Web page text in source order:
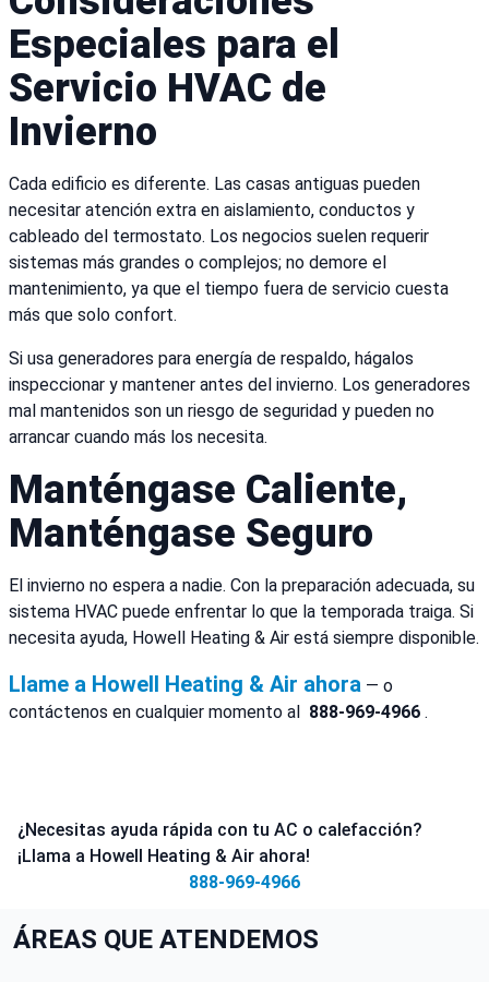
Especiales para el
Servicio HVAC de
Invierno
Cada edificio es diferente. Las casas antiguas pueden
necesitar atención extra en aislamiento, conductos y
cableado del termostato. Los negocios suelen requerir
sistemas más grandes o complejos; no demore el
mantenimiento, ya que el tiempo fuera de servicio cuesta
más que solo confort.
Si usa generadores para energía de respaldo, hágalos
inspeccionar y mantener antes del invierno. Los generadores
mal mantenidos son un riesgo de seguridad y pueden no
arrancar cuando más los necesita.
Manténgase Caliente,
Manténgase Seguro
El invierno no espera a nadie. Con la preparación adecuada, su
sistema HVAC puede enfrentar lo que la temporada traiga. Si
necesita ayuda, Howell Heating & Air está siempre disponible.
Llame a Howell Heating & Air ahora — o
contáctenos en cualquier momento al
888-969-4966 .
¿Necesitas ayuda rápida con tu AC o calefacción?
¡Llama a Howell Heating & Air ahora!
888-969-4966
ÁREAS QUE ATENDEMOS